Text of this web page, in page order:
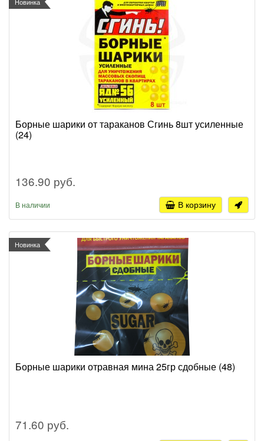
Борные шарики от тараканов Сгинь 8шт усиленные
(24)
136.90 руб.
В наличии В корзину
Новинка
Борные шарики отравная мина 25гр сдобные (48)
71.60 руб.